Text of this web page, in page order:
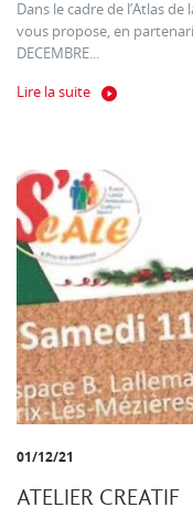
Dans le cadre de l’Atlas
vous propose, en
DECEMBRE...
Lire la suite
01/12/21
ATELIER CREATIF